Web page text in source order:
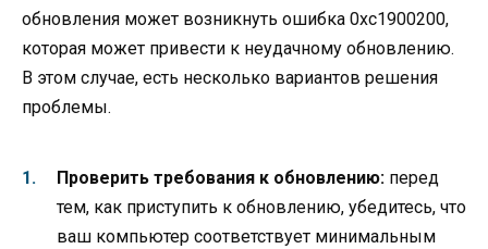
обновления может возникнуть ошибка 0xc1900200,
которая может привести к неудачному обновлению.
В этом случае, есть несколько вариантов решения
проблемы.
Проверить требования к обновлению: перед
тем, как приступить к обновлению, убедитесь, что
ваш компьютер соответствует минимальным